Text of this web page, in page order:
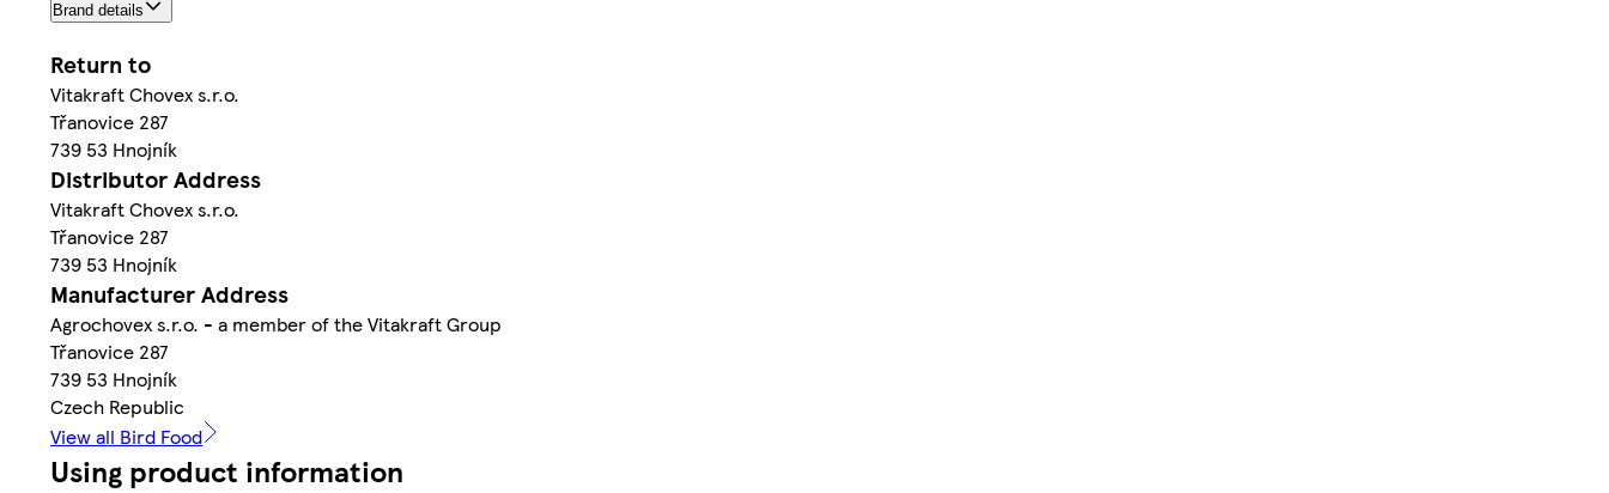
Brand details
Return to
Vitakraft Chovex s.r.o.
Třanovice 287
739 53 Hnojník
Distributor Address
Vitakraft Chovex s.r.o.
Třanovice 287
739 53 Hnojník
Manufacturer Address
Agrochovex s.r.o. - a member of the Vitakraft Group
Třanovice 287
739 53 Hnojník
Czech Republic
View all Bird Food
Using product information